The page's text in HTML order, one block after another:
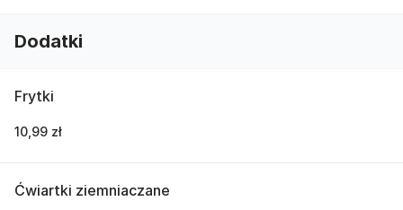
Dodatki
Frytki
10,99 zł
Ćwiartki ziemniaczane